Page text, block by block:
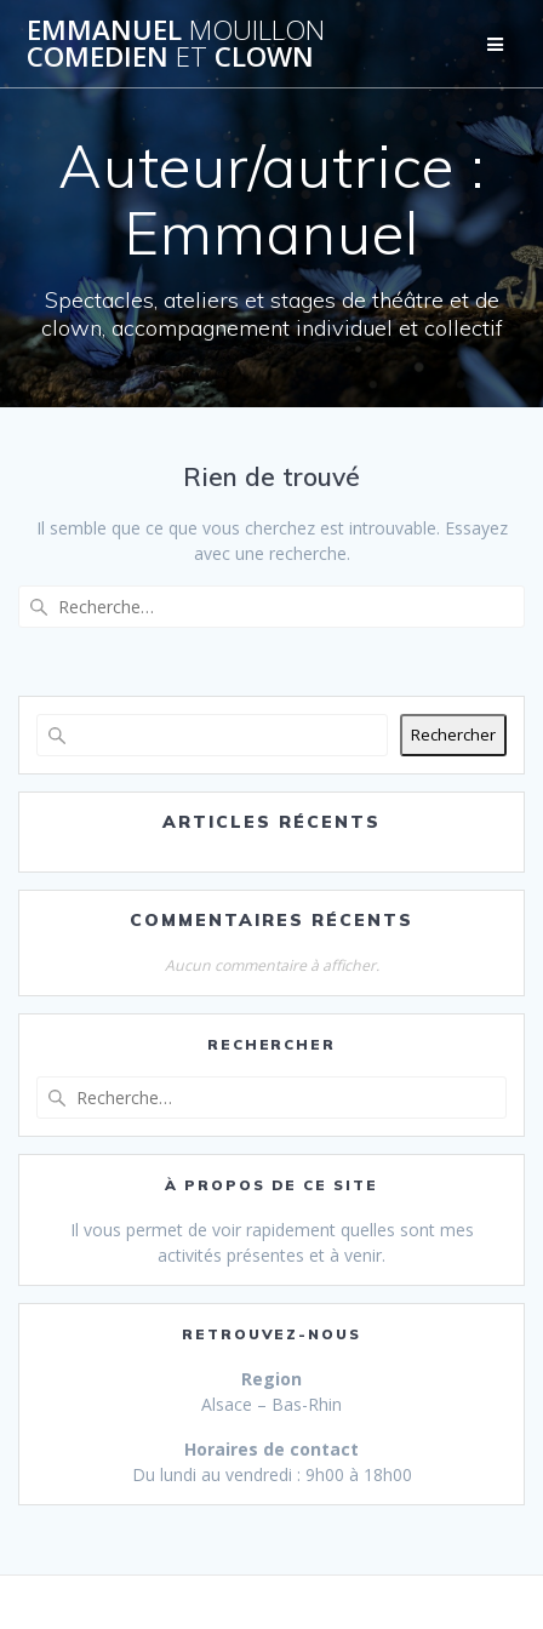
au
contenu
EMMANUEL MOUILLON
COMEDIEN ET CLOWN
Auteur/autrice :
Emmanuel
Spectacles, ateliers et stages de théâtre et de
clown, accompagnement individuel et collectif
Rien de trouvé
Il semble que ce que vous cherchez est introuvable. Essayez
avec une recherche.
Rechercher
ARTICLES RÉCENTS
COMMENTAIRES RÉCENTS
Aucun commentaire à afficher.
RECHERCHER
:
À PROPOS DE CE SITE
Il vous permet de voir rapidement quelles sont mes
activités présentes et à venir.
RETROUVEZ-NOUS
Region
Alsace – Bas-Rhin
Horaires de contact
Du lundi au vendredi : 9h00 à 18h00